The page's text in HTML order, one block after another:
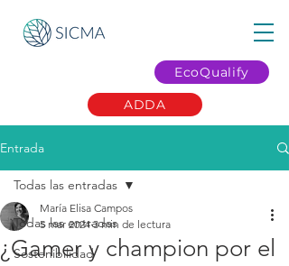
EcoQualify
ADDA
Entrada
Todas las entradas
Sostenibilidad
Todas las entradas
¿Gamer y champion por el
María Elisa Campos
5 mar 2024 3 min de lectura